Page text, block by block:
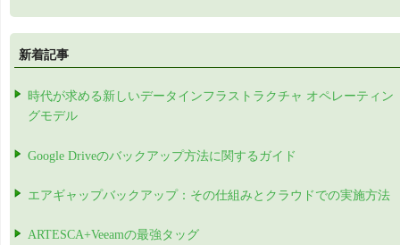
新着記事
時代が求める新しいデータインフラストラクチャ オペレーティン
グモデル
Google Driveのバックアップ方法に関するガイド
エアギャップバックアップ：その仕組みとクラウドでの実施方法
ARTESCA+Veeamの最強タッグ